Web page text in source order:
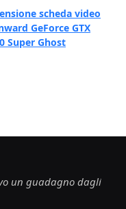
scheda video
GeForce GTX
Super Ghost
un guadagno dagli